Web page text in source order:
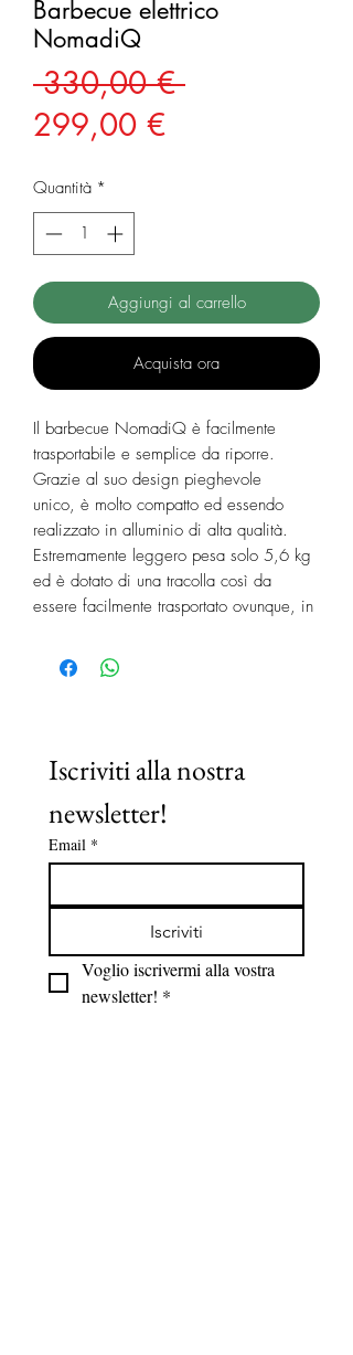
Barbecue elettrico
NomadiQ
330,00 € Prezzo
299,00 €Prezzo
Quantità *
Aggiungi al carrello
Acquista ora
Il barbecue NomadiQ è facilmente
trasportabile e semplice da riporre.
Grazie al suo design pieghevole
unico, è molto compatto ed essendo
realizzato in alluminio di alta qualità.
Estremamente leggero pesa solo 5,6 kg
ed è dotato di una tracolla così da
essere facilmente trasportato ovunque, in
bicicletta!
Due zone grill regolabili
separatamente
Potenza totale 2.300 W per un uso
versatile
Superficie totale della griglia 1.460
Griglie per grigliare lavabili in
lavastoviglie per una facile pulizia
Iscriviti alla nostra
newsletter!
Email *
Iscriviti
Voglio iscrivermi alla vostra
newsletter! *